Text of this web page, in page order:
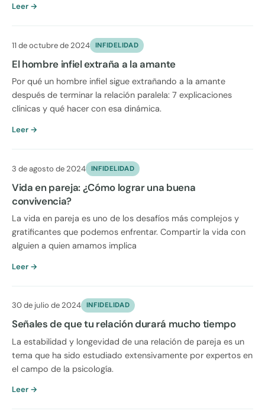
Leer →
11 de octubre de 2024 INFIDELIDAD
El hombre infiel extraña a la amante
Por qué un hombre infiel sigue extrañando a la amante
después de terminar la relación paralela: 7 explicaciones
clínicas y qué hacer con esa dinámica.
Leer →
3 de agosto de 2024 INFIDELIDAD
Vida en pareja: ¿Cómo lograr una buena
convivencia?
La vida en pareja es uno de los desafíos más complejos y
gratificantes que podemos enfrentar. Compartir la vida con
alguien a quien amamos implica
Leer →
30 de julio de 2024 INFIDELIDAD
Señales de que tu relación durará mucho tiempo
La estabilidad y longevidad de una relación de pareja es un
tema que ha sido estudiado extensivamente por expertos en
el campo de la psicología.
Leer →